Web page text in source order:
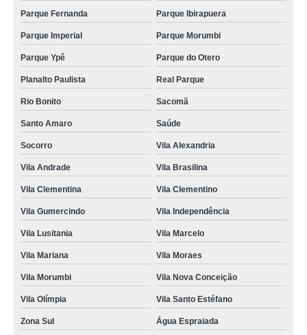
kit lanche festa infantil Itaim Bibi
quem faz kit de doces para festa infantil Bela Vista
kit de festa infantil preço Santo Amaro
kit doces festa infantil Pompéia
quem faz kit lanchinho festa infantil Instituto da Previdência
kits de festa infantil Jardim Bonfiglioli
quem faz kit doces para festa infantil Morumbi
encomendar kit lanchinho para festa infantil Jardim Namba
quem faz kit lanche festa infantil Alto de Pinheiros
kit lanchinho para festa infantil preço Liberdade
kit de lanche para festa infantil Barra Funda
Parque Fernanda Parque Ibirapuera
Parque Imperial Parque Morumbi
Parque Ypê Parque do Otero
Planalto Paulista Real Parque
Rio Bonito Sacomã
Santo Amaro Saúde
Socorro Vila Alexandria
Vila Andrade Vila Brasilina
Vila Clementina Vila Clementino
Vila Gumercindo Vila Independência
Vila Lusitania Vila Marcelo
Vila Mariana Vila Moraes
Vila Morumbi Vila Nova Conceição
Vila Olímpia Vila Santo Estéfano
Zona Sul Água Espraiada